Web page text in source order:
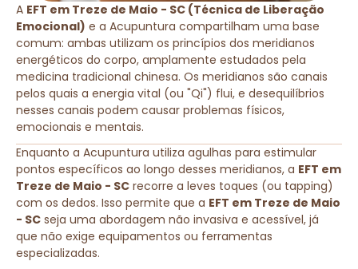
A EFT em Treze de Maio - SC (Técnica de Liberação
Emocional) e a Acupuntura compartilham uma base
comum: ambas utilizam os princípios dos meridianos
energéticos do corpo, amplamente estudados pela
medicina tradicional chinesa. Os meridianos são canais
pelos quais a energia vital (ou "Qi") flui, e desequilíbrios
nesses canais podem causar problemas físicos,
emocionais e mentais.
Enquanto a Acupuntura utiliza agulhas para estimular
pontos específicos ao longo desses meridianos, a EFT em
Treze de Maio - SC recorre a leves toques (ou tapping)
com os dedos. Isso permite que a EFT em Treze de Maio
- SC seja uma abordagem não invasiva e acessível, já
que não exige equipamentos ou ferramentas
especializadas.